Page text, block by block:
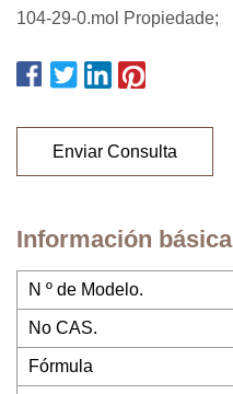
104-29-0.mol Propiedade;
Enviar Consulta
Información básica
N º de Modelo.
No CAS.
Fórmula